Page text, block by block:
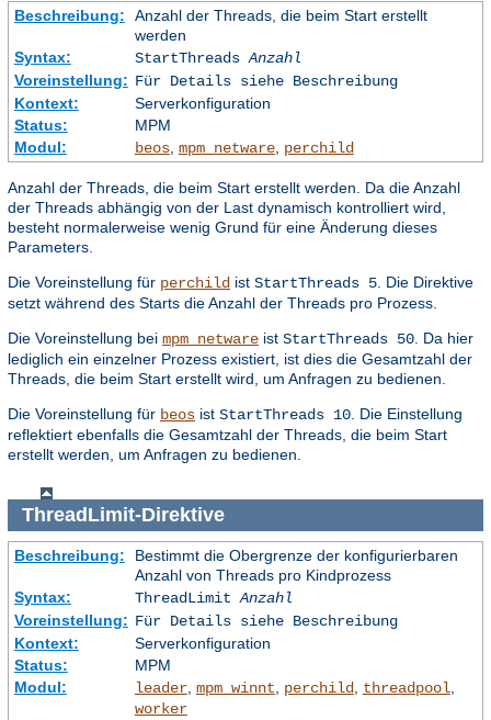
Beschreibung:
Anzahl der Threads, die beim Start erstellt
werden
Syntax:
StartThreadsAnzahl
Voreinstellung: Für Details siehe Beschreibung
Kontext:
Serverkonfiguration
Status:
MPM
Modul:
beos, mpm_netware, perchild
Anzahl der Threads, die beim Start erstellt werden. Da die Anzahl
der Threads abhängig von der Last dynamisch kontrolliert wird,
besteht normalerweise wenig Grund für eine Änderung dieses
Parameters.
Die Voreinstellung für perchild ist StartThreads 5. Die Direktive
setzt während des Starts die Anzahl der Threads pro Prozess.
Die Voreinstellung bei mpm_netware ist StartThreads 50. Da hier
lediglich ein einzelner Prozess existiert, ist dies die Gesamtzahl der
Threads, die beim Start erstellt wird, um Anfragen zu bedienen.
Die Voreinstellung für beos ist StartThreads 10. Die Einstellung
reflektiert ebenfalls die Gesamtzahl der Threads, die beim Start
erstellt werden, um Anfragen zu bedienen.
ThreadLimit-Direktive
Beschreibung:
Bestimmt die Obergrenze der konfigurierbaren
Anzahl von Threads pro Kindprozess
Syntax:
ThreadLimitAnzahl
Voreinstellung: Für Details siehe Beschreibung
Kontext:
Serverkonfiguration
Status:
MPM
Modul:
leader, mpm_winnt perchild, threadpool
worker